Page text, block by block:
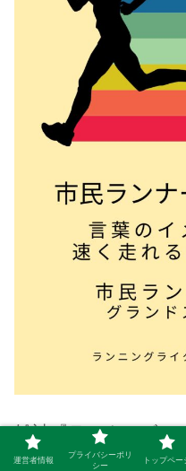
雑誌『ランナーズ』
ンの新メソッド。ラ
運営者情報
プライバシーポリ
シー
トップペー